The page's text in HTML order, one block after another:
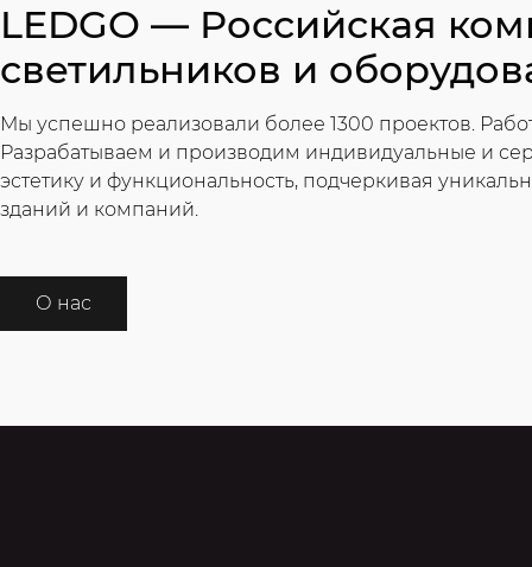
LEDGO — Российская
светильников и
Мы успешно реализовали более 1300 проектов.
Разрабатываем и производим индивидуальные и
эстетику и функциональность, подчеркивая
зданий и компаний.
О нас